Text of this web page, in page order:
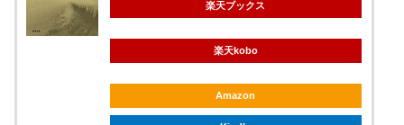
楽天ブックス
楽天kobo
Amazon